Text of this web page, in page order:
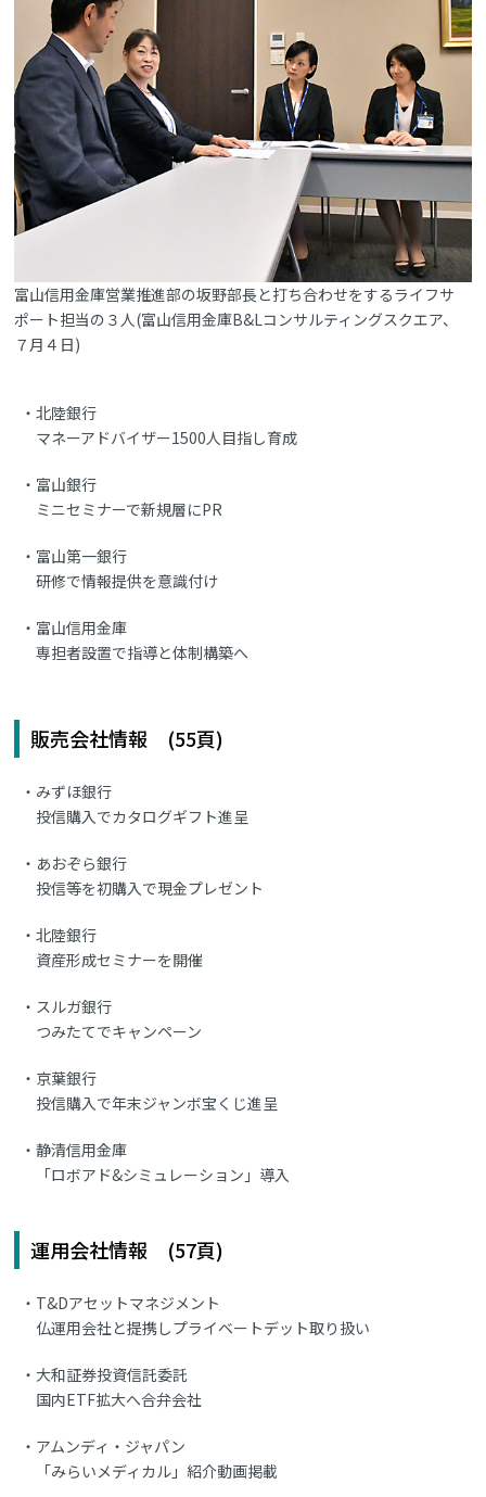
富山信用金庫営業推進部の坂野部長と打ち合わせをするライフサ
ポート担当の３人(富山信用金庫B&Lコンサルティングスクエア、
７月４日)
北陸銀行
マネーアドバイザー1500人目指し育成
富山銀行
ミニセミナーで新規層にPR
富山第一銀行
研修で情報提供を意識付け
富山信用金庫
専担者設置で指導と体制構築へ
販売会社情報 (55頁)
みずほ銀行
投信購入でカタログギフト進呈
あおぞら銀行
投信等を初購入で現金プレゼント
北陸銀行
資産形成セミナーを開催
スルガ銀行
つみたてでキャンペーン
京葉銀行
投信購入で年末ジャンボ宝くじ進呈
静清信用金庫
「ロボアド&シミュレーション」導入
運用会社情報 (57頁)
T&Dアセットマネジメント
仏運用会社と提携しプライベートデット取り扱い
大和証券投資信託委託
国内ETF拡大へ合弁会社
アムンディ・ジャパン
「みらいメディカル」紹介動画掲載